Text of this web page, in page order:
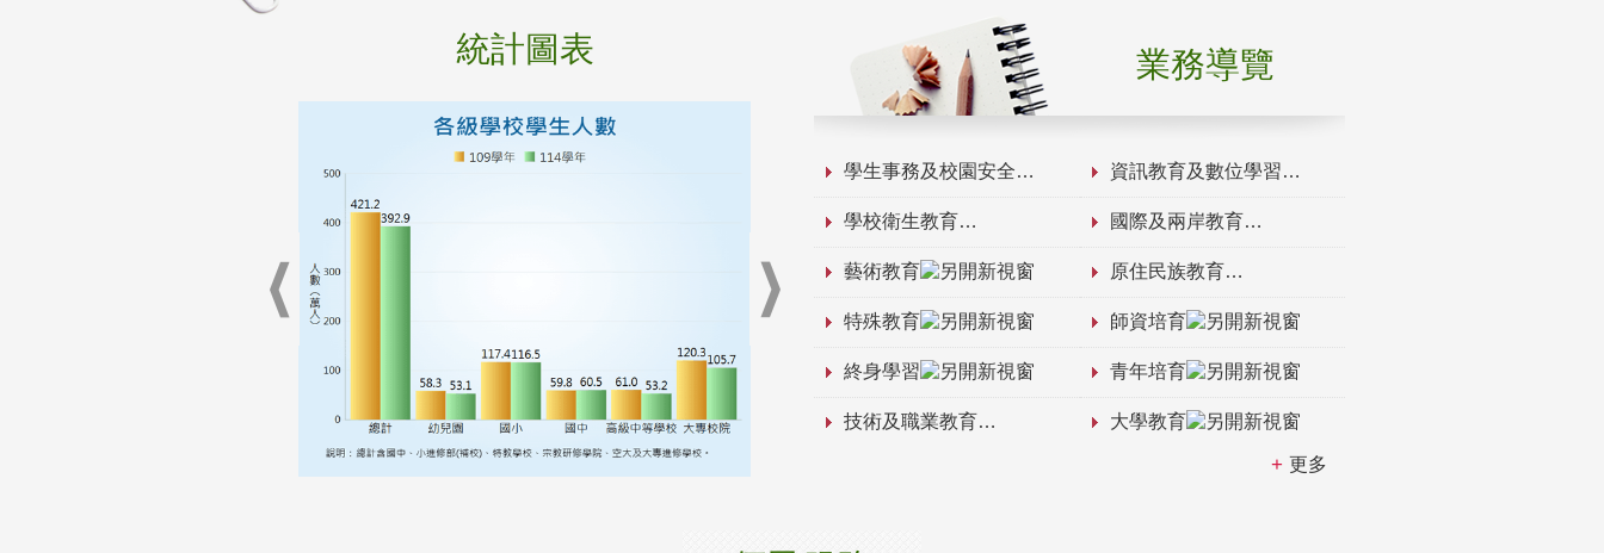
統計圖表 業務導覽
學生事務及校園安全 資訊教育及數位學習
學校衛生教育 國際及兩岸教育
藝術教育 原住民族教育
特殊教育 師資培育
終身學習 青年培育
技術及職業教育 大學教育
更多